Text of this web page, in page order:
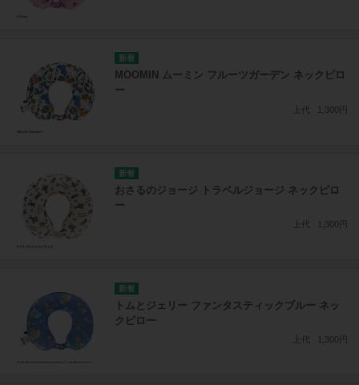
MOOMIN ムーミン フルーツガーデン ネックピロ
ー
上代 1,300円
おさるのジョージ トラベルジョージ ネックピロ
ー
上代 1,300円
トムとジェリー ファンタスティックブルー ネッ
クピロー
上代 1,300円